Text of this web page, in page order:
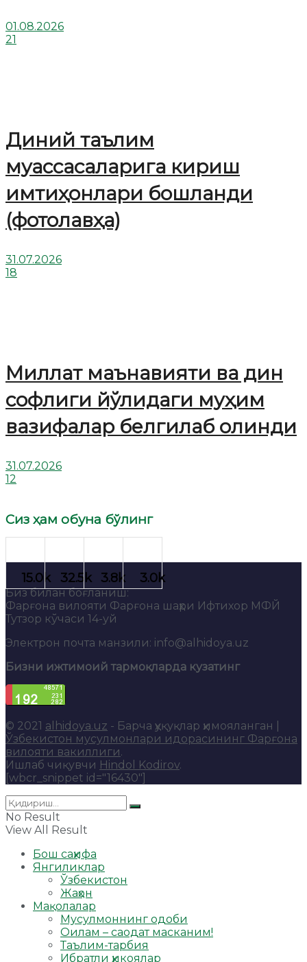
01.08.2026
21
Диний таълим
муассасаларига кириш
имтиҳонлари бошланди
(фотолавҳа)
31.07.2026
18
Миллат маънавияти ва дин
софлиги йўлидаги муҳим
вазифалар белгилаб олинди
31.07.2026
12
Сиз ҳам обуна бўлинг
Биз билан боғланиш:
Фарғона вилояти Фарғона шаҳри Ифтихор МФЙ
Тутзор кўчаси 14-уй
Электрон почта манзили: info@alhidoya.uz
Бизни ижтимоий тармоқларда кузатинг
© 2021 alhidoya.uz - Барча ҳуқуқлар ҳимояланган |
Ўзбекистон мусулмонлари идорасининг Фарғона
вилояти вакиллиги.
Ишлаб чиқувчи Hindol Kodirov.
[wbcr_snippet id="16430"]
No Result
View All Result
Бош саҳифа
Янгиликлар
Ўзбекистон
Жаҳон
Мақолалар
Мусулмоннинг одоби
Оилам – саодат масканим!
Таълим-тарбия
Ибратли ҳикоялар